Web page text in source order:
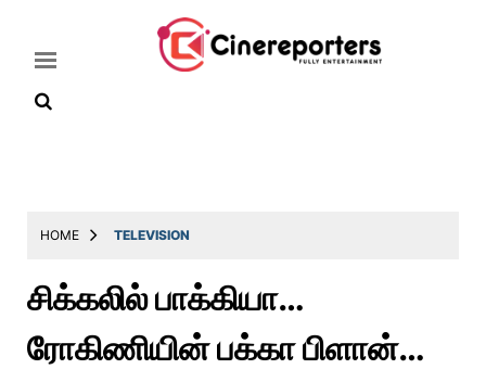
Latest
Throwback
Television
HOME TELEVISION
சிக்கலில் பாக்கியா…
ரோகிணியின் பக்கா பிளான்…